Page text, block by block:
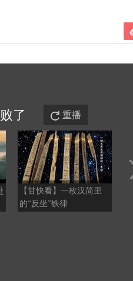
了 重播
【甘快看】一枚汉简里
的“反坐”铁律